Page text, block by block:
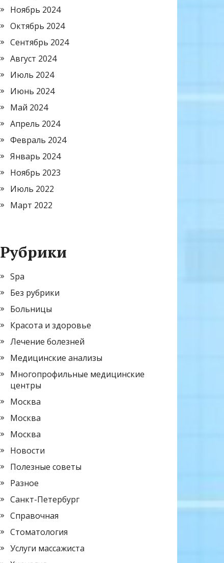
Ноябрь 2024
Октябрь 2024
Сентябрь 2024
Август 2024
Июль 2024
Июнь 2024
Май 2024
Апрель 2024
Февраль 2024
Январь 2024
Ноябрь 2023
Июль 2022
Март 2022
Рубрики
Spa
Без рубрики
Больницы
Красота и здоровье
Лечение болезней
Медицинские анализы
Многопрофильные медицинские
центры
Москва
Москва
Москва
Новости
Полезные советы
Разное
Санкт-Петербург
Справочная
Стоматология
Услуги массажиста